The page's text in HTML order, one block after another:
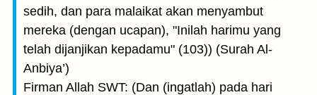
sedih, dan para malaikat akan menyambut
mereka (dengan ucapan), "Inilah harimu yang
telah dijanjikan kepadamu" (103)) (Surah Al-
Anbiya’)
Firman Allah SWT: (Dan (ingatlah) pada hari